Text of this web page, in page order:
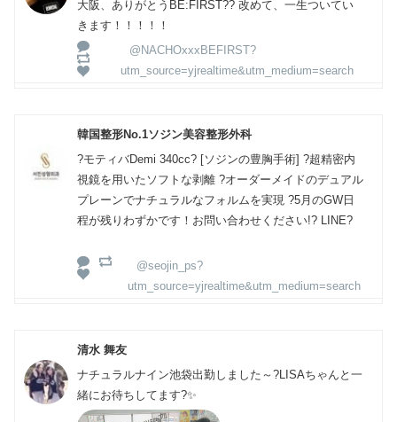
大阪、ありがとうBE:FIRST?? 改めて、一生ついてい
きます！！！！！
@NACHOxxxBEFIRST?
utm_source=yjrealtime&utm_medium=search
韓国整形No.1ソジン美容整形外科
?モティバDemi 340cc? [ソジンの豊胸手術] ?超精密内
視鏡を用いたソフトな剥離 ?オーダーメイドのデュアル
プレーンでナチュラルなフォルムを実現 ?️5月のGW日
程が残りわずかです！お問い合わせください!?️ LINE?
@seojin_ps?
utm_source=yjrealtime&utm_medium=search
清水 舞友
ナチュラルナイン池袋出勤しました～?LISAちゃんと一
緒にお待ちしてます?✨